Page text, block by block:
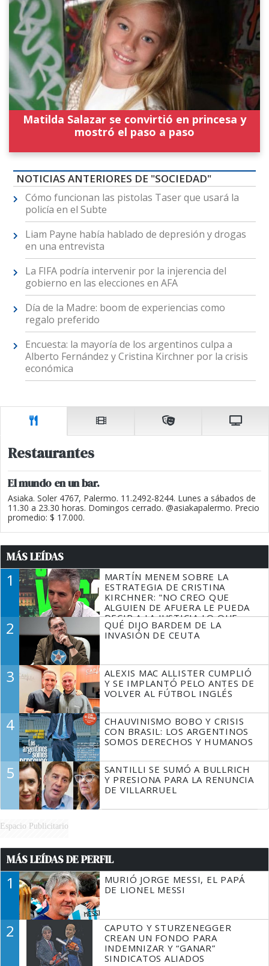
Matilda Salazar se convirtió en princesa y
mostró el paso a paso
NOTICIAS ANTERIORES DE "SOCIEDAD"
Cómo funcionan las pistolas Taser que usará la
policía en el Subte
Liam Payne había hablado de depresión y drogas
en una entrevista
La FIFA podría intervenir por la injerencia del
gobierno en las elecciones en AFA
Día de la Madre: boom de experiencias como
regalo preferido
Encuesta: la mayoría de los argentinos culpa a
Alberto Fernández y Cristina Kirchner por la crisis
económica
Restaurantes
El mundo en un bar.
Asiaka. Soler 4767, Palermo. 11.2492-8244. Lunes a sábados de
11.30 a 23.30 horas. Domingos cerrado. @asiakapalermo. Precio
promedio: $ 17.000.
MÁS LEÍDAS
1
MARTÍN MENEM SOBRE LA
ESTRATEGIA DE CRISTINA
KIRCHNER: "NO CREO QUE
ALGUIEN DE AFUERA LE PUEDA
DECIR A LA JUSTICIA LO QUE
TIENE QUE HACER"
2
QUÉ DIJO BARDEM DE LA
INVASIÓN DE CEUTA
3
ALEXIS MAC ALLISTER CUMPLIÓ
Y SE IMPLANTÓ PELO ANTES DE
VOLVER AL FÚTBOL INGLÉS
4
CHAUVINISMO BOBO Y CRISIS
CON BRASIL: LOS ARGENTINOS
SOMOS DERECHOS Y HUMANOS
5
SANTILLI SE SUMÓ A BULLRICH
Y PRESIONA PARA LA RENUNCIA
DE VILLARRUEL
Espacio Publicitario
MÁS LEÍDAS DE PERFIL
1
MURIÓ JORGE MESSI, EL PAPÁ
DE LIONEL MESSI
2
CAPUTO Y STURZENEGGER
CREAN UN FONDO PARA
INDEMNIZAR Y “GANAR”
SINDICATOS ALIADOS